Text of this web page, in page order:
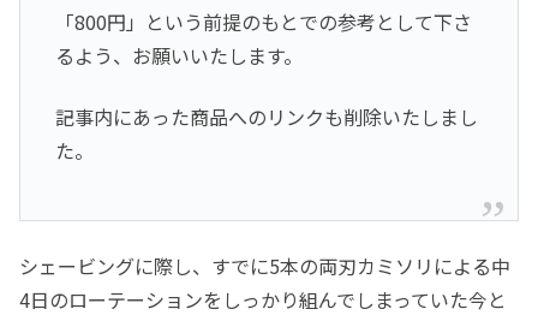
「800円」という前提のもとでの参考として下さ
るよう、お願いいたします。
記事内にあった商品へのリンクも削除いたしまし
た。
シェービングに際し、すでに5本の両刃カミソリによる中
4日のローテーションをしっかり組んでしまっていた今と